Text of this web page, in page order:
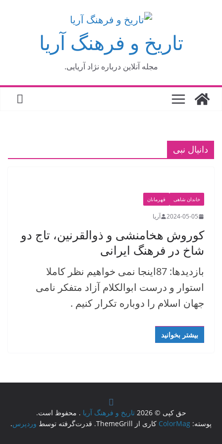
تاریخ و فرهنگ آریا
مجله آنلاین درباره نژاد آریایی.
دانیال نبی
خاندان شاهی قهرمانان
2024-05-05 آریا
کوروش هخامنشی و ذوالقرنین، تاج دو
شاخ در فرهنگ ایرانی
بازدیدها: 87اینجا نمی خواهیم نظر کاملا
استوار و درست ابوالکلام آزاد متفکر نامی
جهان اسلام را دوباره تکرار کنیم .
بیشتر بخوانید
حق کپی © 2026 تاریخ و فرهنگ آریا . محفوظ است.
پوسته: ColorMag کاری از ThemeGrill. قدرت‌گرفته توسط وردپرس.